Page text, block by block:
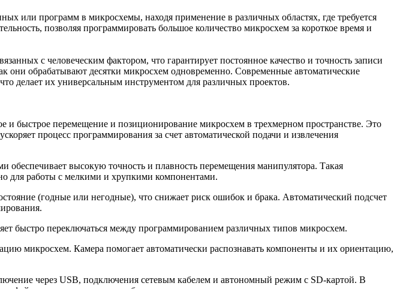
или программ в микросхемы, находя применение в различных областях, где требуется
позволяя программировать большое количество микросхем за короткое время и
с человеческим фактором, что гарантирует постоянное качество и точность записи
они обрабатывают десятки микросхем одновременно. Современные автоматические
делает их универсальным инструментом для различных проектов.
и быстрое перемещение и позиционирование микросхем в трехмерном пространстве. Это
процесс программирования за счет автоматической подачи и извлечения
высокую точность и плавность перемещения манипулятора. Такая
для работы с мелкими и хрупкими компонентами.
(годные или негодные), что снижает риск ошибок и брака. Автоматический подсчет
быстро переключаться между программированием различных типов микросхем.
микросхем. Камера помогает автоматически распознавать компоненты и их ориентацию,
через USB, подключения сетевым кабелем и автономный режим с SD-картой. В